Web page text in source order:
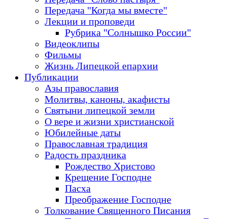
Передача "Когда мы вместе"
Лекции и проповеди
Рубрика "Солнышко России"
Видеоклипы
Фильмы
Жизнь Липецкой епархии
Публикации
Азы православия
Молитвы, каноны, акафисты
Святыни липецкой земли
О вере и жизни христианской
Юбилейные даты
Православная традиция
Радость праздника
Рождество Христово
Крещение Господне
Пасха
Преображение Господне
Толкование Священного Писания